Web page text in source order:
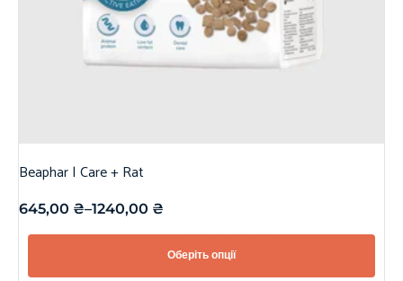
Beaphar | Care + Rat
645,00 ₴–1240,00 ₴
Оберіть опції